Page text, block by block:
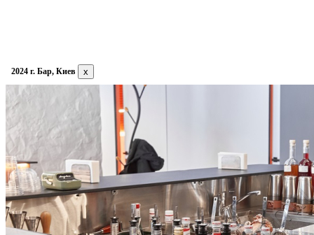
2024 г. Бар, Киев